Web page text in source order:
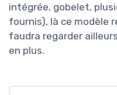
intégrée, gobelet,
fournis), là ce modèle
faudra regarder
en plus.